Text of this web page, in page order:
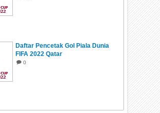
Daftar Pencetak Gol Piala Dunia
FIFA 2022 Qatar
0